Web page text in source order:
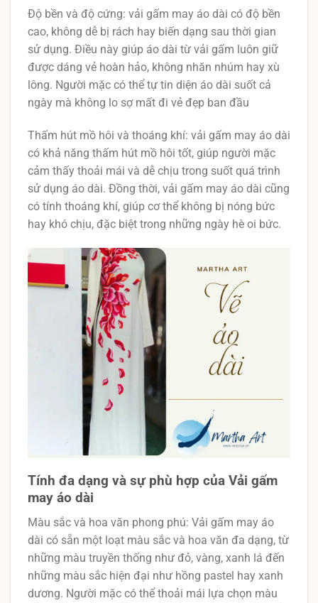
Độ bền và độ cứng: vải gấm may áo dài có độ bền
cao, không dễ bị rách hay biến dạng sau thời gian
sử dụng. Điều này giúp áo dài từ vải gấm luôn giữ
được dáng vẻ hoàn hảo, không nhăn nhúm hay xù
lông. Người mặc có thể tự tin diện áo dài suốt cả
ngày mà không lo sợ mất đi vẻ đẹp ban đầu
Thấm hút mồ hôi và thoáng khí: vải gấm may áo dài
có khả năng thấm hút mồ hôi tốt, giúp người mặc
cảm thấy thoải mái và dễ chịu trong suốt quá trình
sử dụng áo dài. Đồng thời, vải gấm may áo dài cũng
có tính thoáng khí, giúp cơ thể không bị nóng bức
hay khó chịu, đặc biệt trong những ngày hè oi bức.
Tính đa dạng và sự phù hợp của Vải gấm
may áo dài
Màu sắc và hoa văn phong phú: Vải gấm may áo
dài có sẵn một loạt màu sắc và hoa văn đa dạng, từ
những màu truyền thống như đỏ, vàng, xanh lá đến
những màu sắc hiện đại như hồng pastel hay xanh
dương. Người mặc có thể thoải mái lựa chọn màu